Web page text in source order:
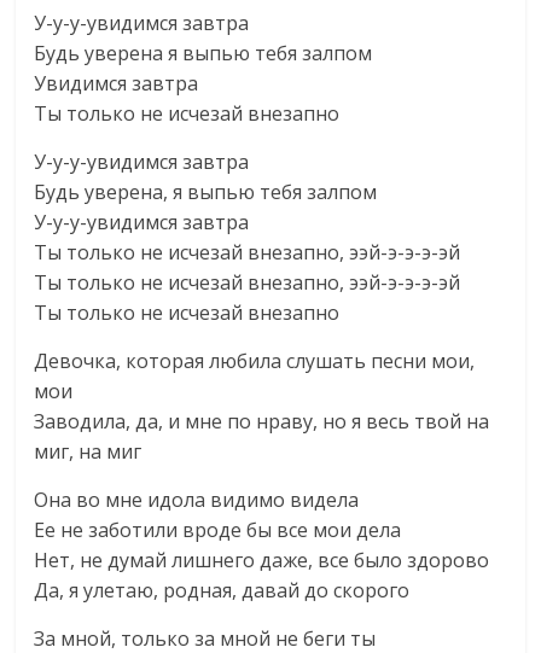
У-у-у-увидимся завтра
Будь уверена я выпью тебя залпом
Увидимся завтра
Ты только не исчезай внезапно
У-у-у-увидимся завтра
Будь уверена, я выпью тебя залпом
У-у-у-увидимся завтра
Ты только не исчезай внезапно, ээй-э-э-э-эй
Ты только не исчезай внезапно, ээй-э-э-э-эй
Ты только не исчезай внезапно
Девочка, которая любила слушать песни мои,
мои
Заводила, да, и мне по нраву, но я весь твой на
миг, на миг
Она во мне идола видимо видела
Ее не заботили вроде бы все мои дела
Нет, не думай лишнего даже, все было здорово
Да, я улетаю, родная, давай до скорого
За мной, только за мной не беги ты